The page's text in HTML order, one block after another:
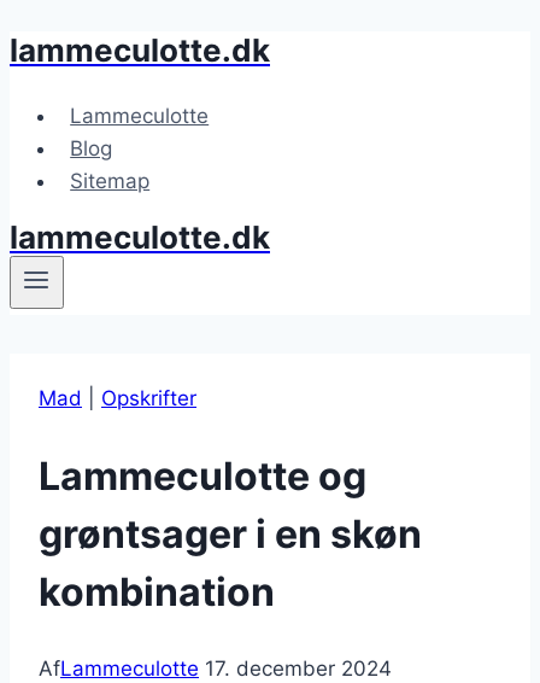
Fortsæt
indhold
lammeculotte.dk
Lammeculotte
Blog
Sitemap
lammeculotte.dk
Mad Opskrifter
Lammeculotte og
grøntsager i en skøn
kombination
AfLammeculotte 17. december 2024